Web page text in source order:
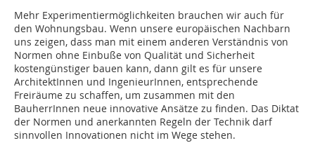
Mehr Experimentiermöglichkeiten brauchen wir auch für
den Wohnungsbau. Wenn unsere europäischen Nachbarn
uns zeigen, dass man mit einem anderen Verständnis von
Normen ohne Einbuße von Qualität und Sicherheit
kostengünstiger bauen kann, dann gilt es für unsere
ArchitektInnen und IngenieurInnen, entsprechende
Freiräume zu schaffen, um zusammen mit den
BauherrInnen neue innovative Ansätze zu finden. Das Diktat
der Normen und anerkannten Regeln der Technik darf
sinnvollen Innovationen nicht im Wege stehen.